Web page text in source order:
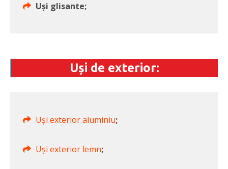
Uși glisante;
Uși de exterior:
Uși exterior aluminiu;
Uși exterior lemn;